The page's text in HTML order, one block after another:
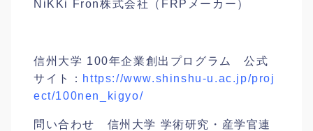
NiKKi Fron株式会社（FRPメーカー）
信州大学 100年企業創出プログラム 公式
サイト： https://www.shinshu-u.ac.jp/proj
ect/100nen_kigyo/
問い合わせ 信州大学 学術研究・産学官連